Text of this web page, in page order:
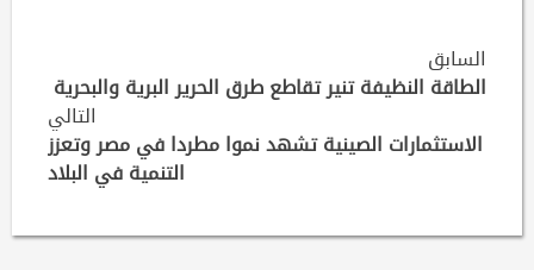
Continue
Reading
السابق
الطاقة النظيفة تنير تقاطع طرق الحرير البرية والبحرية
التالي
الاستثمارات الصينية تشهد نموا مطردا في مصر وتعزز
التنمية في البلاد